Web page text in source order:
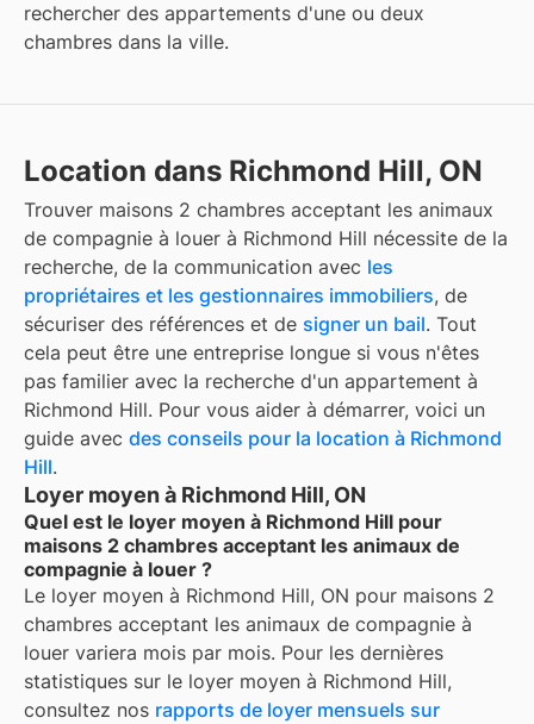
rechercher des appartements d'une ou deux
chambres dans la ville.
Location dans Richmond Hill, ON
Trouver maisons 2 chambres acceptant les animaux
de compagnie à louer à Richmond Hill nécessite de la
recherche, de la communication avec les
propriétaires et les gestionnaires immobiliers, de
sécuriser des références et de signer un bail. Tout
cela peut être une entreprise longue si vous n'êtes
pas familier avec la recherche d'un appartement à
Richmond Hill. Pour vous aider à démarrer, voici un
guide avec des conseils pour la location à Richmond
Hill.
Loyer moyen à Richmond Hill, ON
Quel est le loyer moyen à Richmond Hill pour
maisons 2 chambres acceptant les animaux de
compagnie à louer ?
Le loyer moyen à Richmond Hill, ON pour maisons 2
chambres acceptant les animaux de compagnie à
louer variera mois par mois. Pour les dernières
statistiques sur le loyer moyen à Richmond Hill,
consultez nos rapports de loyer mensuels sur